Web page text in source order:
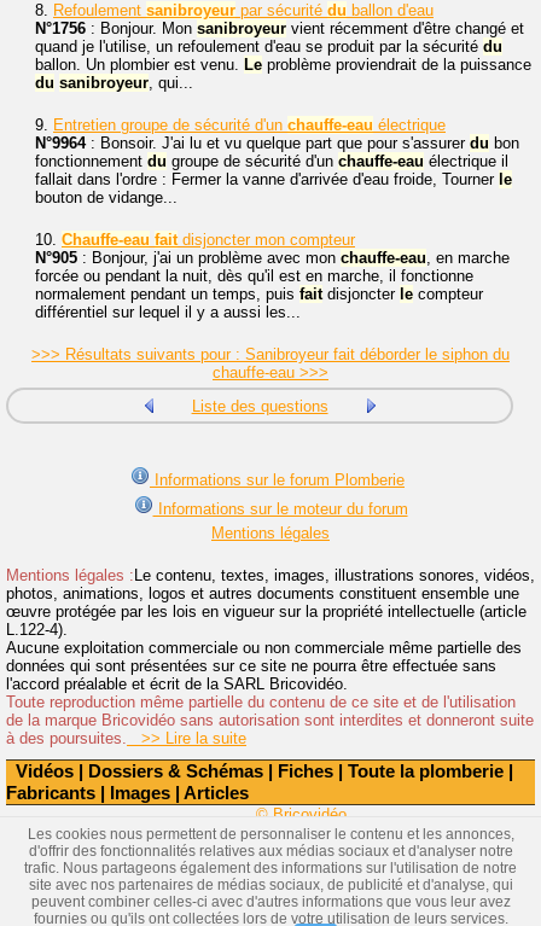
Vidéos | Dossiers & Schémas | Fiches | Toute la plomberie |
Fabricants | Images | Articles
8. Refoulement sanibroyeur par sécurité du ballon d'eau
N°1756 : Bonjour. Mon sanibroyeur vient récemment d'être changé et
quand je l'utilise, un refoulement d'eau se produit par la sécurité du
ballon. Un plombier est venu. Le problème proviendrait de la puissance
du sanibroyeur, qui...
9. Entretien groupe de sécurité d'un chauffe-eau électrique
N°9964: Bonsoir. J'ai lu et vu quelque part que pour s'assurer du bon
fonctionnement du groupe de sécurité d'un chauffe-eau électrique il
fallait dans l'ordre : Fermer la vanne d'arrivée d'eau froide, Tourner le
bouton de vidange...
10. Chauffe-eau faitdisjoncter mon compteur
N°905 : Bonjour, j'ai un problème avec mon chauffe-eau, en marche
forcée ou pendant la nuit, dès qu'il est en marche, il fonctionne
normalement pendant un temps, puis faitdisjoncter le compteur
différentiel sur lequel il y a aussi les...
>>> Résultats suivants pour : Sanibroyeur fait déborder le siphon du
chauffe-eau >>>
Liste des questions
Informations sur le forum Plomberie
Informations sur le moteur du forum
Mentions légales
Mentions légales : Le contenu, textes, images, illustrations sonores, vidéos,
photos, animations, logos et autres documents constituent ensemble une
œuvre protégée par les lois en vigueur sur la propriété intellectuelle (article
L.122-4).
Aucune exploitation commerciale ou non commerciale même partielle des
données qui sont présentées sur ce site ne pourra être effectuée sans
l'accord préalable et écrit de la SARL Bricovidéo.
Toute reproduction même partielle du contenu de ce site et de l'utilisation
de la marque Bricovidéo sans autorisation sont interdites et donneront suite
à des poursuites. >> Lire la suite
© Bricovidéo
Les cookies nous permettent de personnaliser le contenu et les annonces,
d'offrir des fonctionnalités relatives aux médias sociaux et d'analyser notre
trafic. Nous partageons également des informations sur l'utilisation de notre
site avec nos partenaires de médias sociaux, de publicité et d'analyse, qui
peuvent combiner celles-ci avec d'autres informations que vous leur avez
fournies ou qu'ils ont collectées lors de votre utilisation de leurs services.